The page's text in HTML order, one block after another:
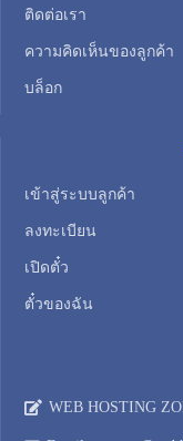
ติดต่อเรา
ความคิดเห็นของลูกค้า
บล็อก
เข้าสู่ระบบลูกค้า
ลงทะเบียน
เปิดตั๋ว
ตั๋วของฉัน
WEB HOSTING